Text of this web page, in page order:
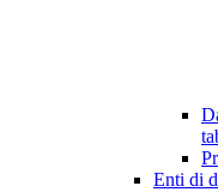
Enti di